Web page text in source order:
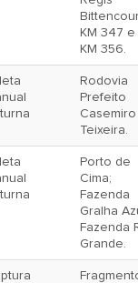
KM 347 e
KM 356.
Rodovia
Prefeito
Casemiro
Teixeira.
Porto de
Cima;
Fazenda
Gralha
Fazenda
Grande.